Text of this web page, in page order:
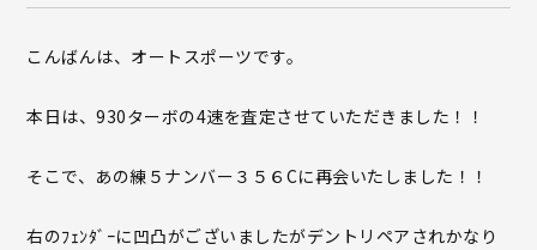
こんばんは、オートスポーツです。
本日は、930ターボの4速を査定させていただきました！！
そこで、あの練５ナンバー３５６Cに再会いたしました！！
右のﾌｪﾝﾀﾞｰに凹凸がございましたがデントリペアされかなり